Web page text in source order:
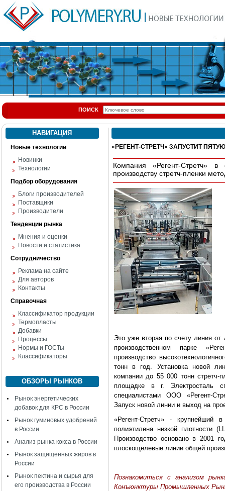
ПОИСК
НАВИГАЦИЯ
Новые технологии
Новинки
Технологии
Подбор оборудования
Блоги производителей
Поставщики
Производители
Тенденции рынка
Мнения и оценки
Новости и статистика
Сотрудничество
Реклама на сайте
Для авторов
Контакты
Справочная
Классификатор продукции
Термопласты
Добавки
Процессы
Нормы и ГОСТы
Классификаторы
ОБЗОРЫ РЫНКОВ
Рынок энергетических
добавок для КРС в России
Рынок гуминовых удобрений
в России
Анализ рынка кокса в России
Рынок защищенных жиров в
России
Рынок пектина и сырья для
его производства в России
«РЕГЕНТ-СТРЕТЧ» ЗАПУСТИТ
Компания «Регент-Стретч»
производству стретч-пленки
Это уже вторая по счету линия
производственном парке
производство
тонн в год. Установка новой
компании до 55 000 тонн стретч-
площадке в г. Электросталь
специалистами ООО «Регент-
Запуск новой линии и выход на
«Регент-Стретч» - крупнейший
полиэтилена низкой плотности
Производство основано в 2001
плоскощелевые линии общей
Познакомиться с анализом
Конъюнктуры Промышленных